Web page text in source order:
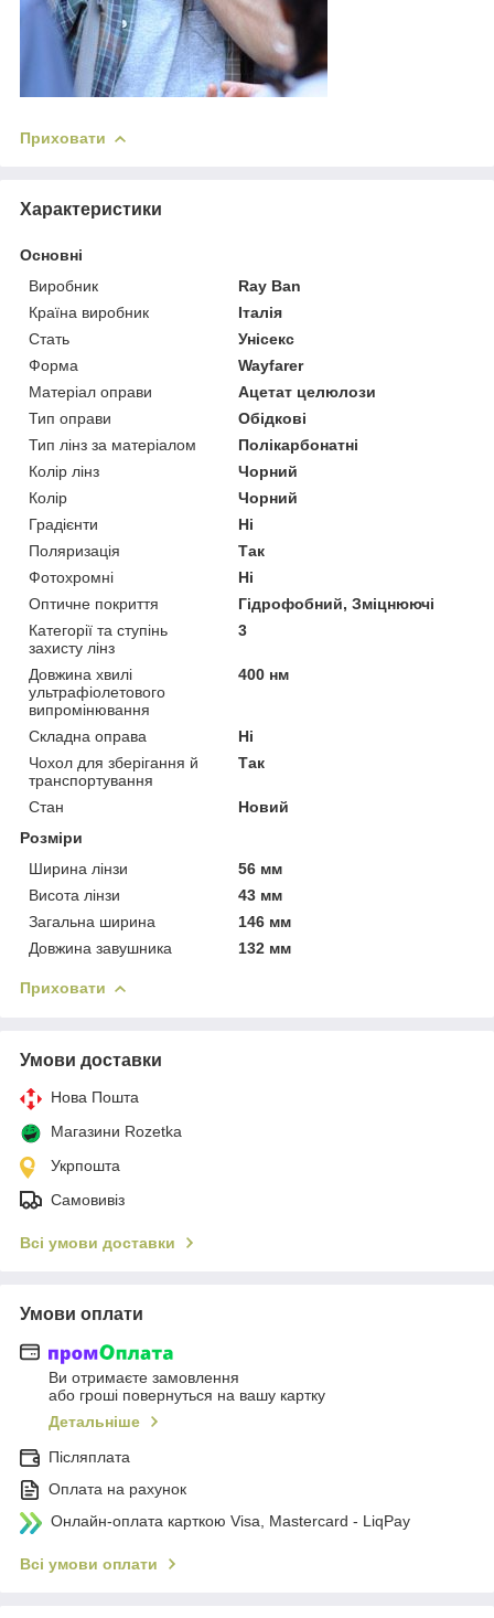
Приховати
Характеристики
Основні
Виробник
Ray Ban
Країна виробник
Італія
Стать
Унісекс
Форма
Wayfarer
Матеріал оправи
Ацетат целюлози
Тип оправи
Обідкові
Тип лінз за матеріалом
Полікарбонатні
Колір лінз
Чорний
Колір
Чорний
Градієнти
Ні
Поляризація
Так
Фотохромні
Ні
Оптичне покриття
Гідрофобний, Зміцнюючі
Категорії та ступінь
захисту лінз
3
Довжина хвилі
ультрафіолетового
випромінювання
400 нм
Складна оправа
Ні
Чохол для зберігання й
транспортування
Так
Стан
Новий
Розміри
Ширина лінзи
56 мм
Висота лінзи
43 мм
Загальна ширина
146 мм
Довжина завушника
132 мм
Приховати
Умови доставки
Нова Пошта
Магазини Rozetka
Укрпошта
Самовивіз
Всі умови доставки
Умови оплати
Ви отримаєте замовлення
або гроші повернуться на вашу картку
Детальніше
Післяплата
Оплата на рахунок
Онлайн-оплата карткою Visa, Mastercard - LiqPay
Всі умови оплати